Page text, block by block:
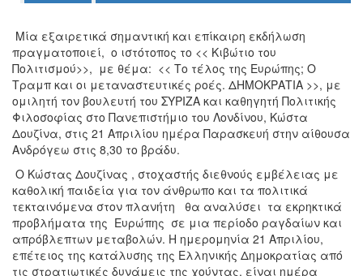
ΔΗΜΟΣ
ΠΟΛΙΤΙΣΜΟΣ
ΑΝΘΕΚΤΙΚΗ
ΠΟΛΗ
Μία εξαιρετικά σημαντική και επίκαιρη εκδήλωση
πραγματοποιεί, ο ιστότοπος το << Κιβώτιο του
Πολιτισμού>>, με θέμα: << Το τέλος της Ευρώπης; Ο
Τραμπ και οι μεταναστευτικές ροές. ΔΗΜΟΚΡΑΤΙΑ >>, με
ομιλητή τον βουλευτή του ΣΥΡΙΖΑ και καθηγητή Πολιτικής
Φιλοσοφίας στο Πανεπιστήμιο του Λονδίνου, Κώστα
Δουζίνα, στις 21 Απριλίου ημέρα Παρασκευή στην αίθουσα
Ανδρόγεω στις 8,30 το βράδυ.
Ο Κώστας Δουζίνας , στοχαστής διεθνούς εμβέλειας με
καθολική παιδεία για τον άνθρωπο και τα πολιτικά
τεκταινόμενα στον πλανήτη θα αναλύσει τα εκρηκτικά
προβλήματα της Ευρώπης σε μια περίοδο ραγδαίων και
απρόβλεπτων μεταβολών. Η ημερομηνία 21 Απριλίου,
επέτειος της κατάλυσης της Ελληνικής Δημοκρατίας από
τις στρατιωτικές δυνάμεις της χούντας, είναι ημέρα